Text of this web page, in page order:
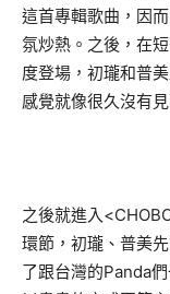
這首專輯歌曲，因
氛炒熱。之後，在
度登場，初瓏和普
感覺就像很久沒有
之後就進入
環節，初瓏、普美
了跟台灣的Panda